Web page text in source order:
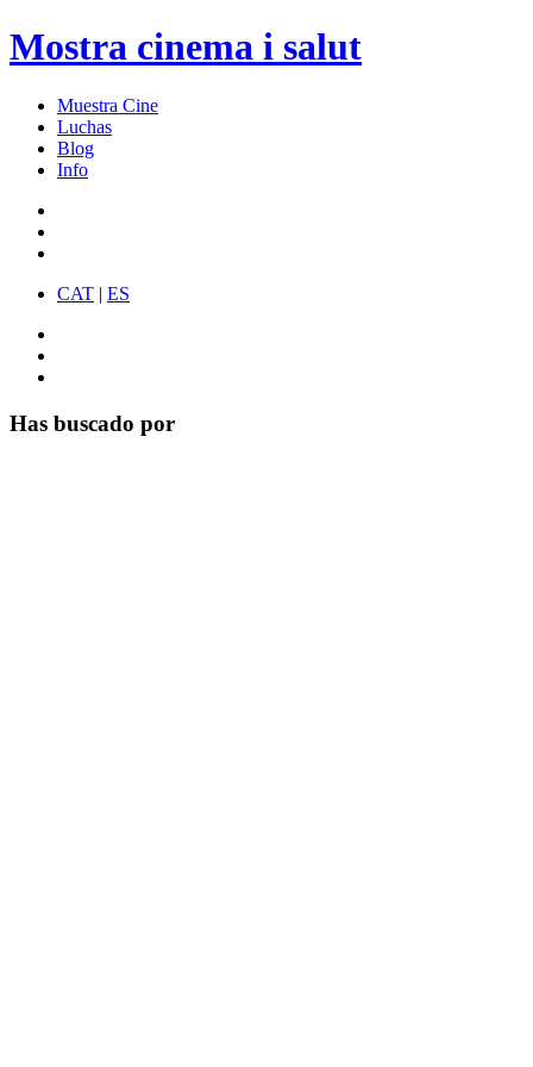
Mostra cinema i salut
Muestra Cine
Luchas
Blog
Info
CAT | ES
Has buscado por